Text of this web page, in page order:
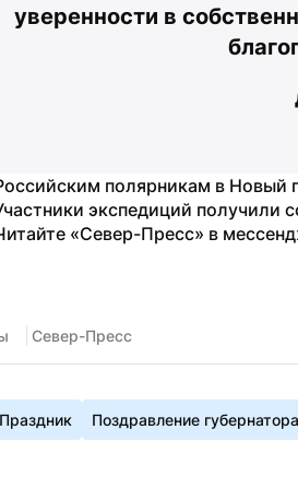
уверенности в
полярникам в Новый
экспедиций получили
«Север-Пресс» в
Север-Пресс
Праздник Поздравление